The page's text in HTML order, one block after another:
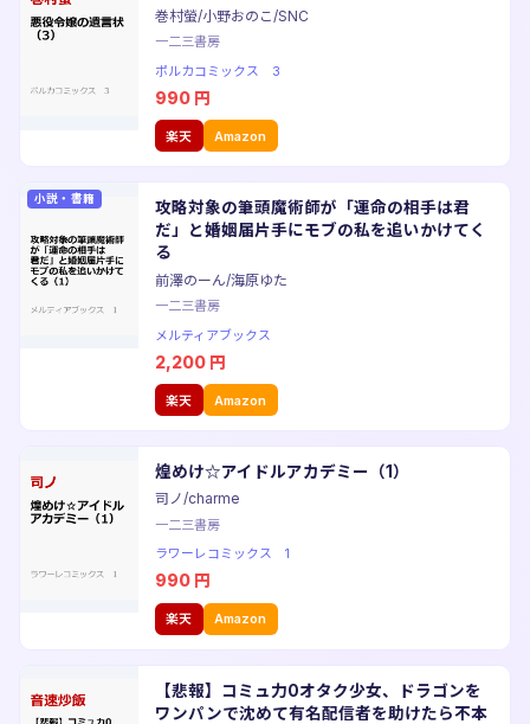
巻村螢/小野おのこ/SNC
一二三書房
ポルカコミックス 3
990 円
楽天 Amazon
小説・書籍
攻略対象の筆頭魔術師が「運命の相手は君
だ」と婚姻届片手にモブの私を追いかけてく
る
前澤のーん/海原ゆた
一二三書房
メルティアブックス
2,200 円
楽天 Amazon
煌めけ☆アイドルアカデミー（1）
司ノ/charme
一二三書房
ラワーレコミックス 1
990 円
楽天 Amazon
【悲報】コミュ力0オタク少女、ドラゴンを
ワンパンで沈めて有名配信者を助けたら不本